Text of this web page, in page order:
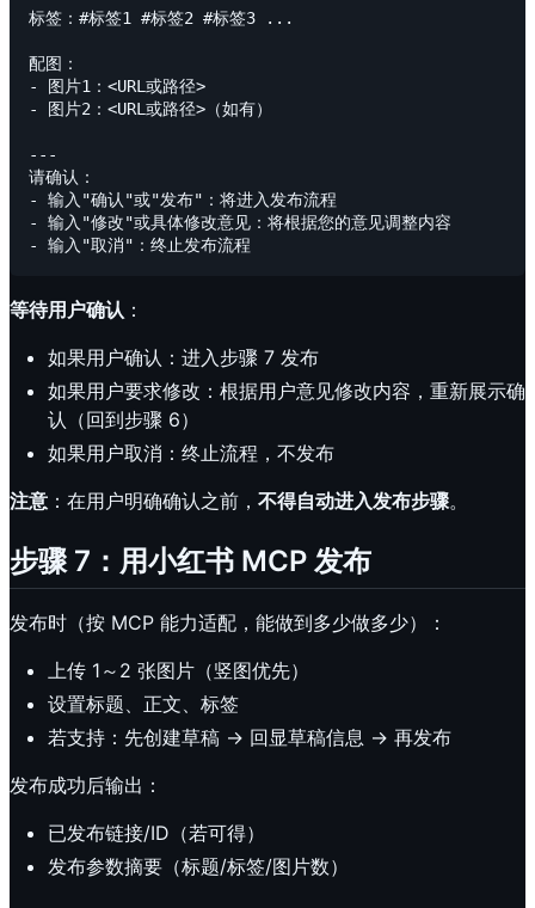
标签：#标签1 #标签2 #标签3 ...
配图：
- 图片1：<URL或路径>
- 图片2：<URL或路径>（如有）
---
请确认：
- 输入"确认"或"发布"：将进入发布流程
- 输入"修改"或具体修改意见：将根据您的意见调整内容
等待用户确认 ：
如果用户确认：进入步骤 7 发布
如果用户要求修改：根据用户意见修改内容，重新展示确
认（回到步骤 6）
如果用户取消：终止流程，不发布
注意 ：在用户明确确认之前， 不得自动进入发布步骤。
步骤 7：用小红书 MCP 发布
发布时（按 MCP 能力适配，能做到多少做多少）：
上传 1～2 张图片（竖图优先）
设置标题、正文、标签
若支持：先创建草稿 → 回显草稿信息 → 再发布
发布成功后输出：
已发布链接/ID（若可得）
发布参数摘要（标题/标签/图片数）